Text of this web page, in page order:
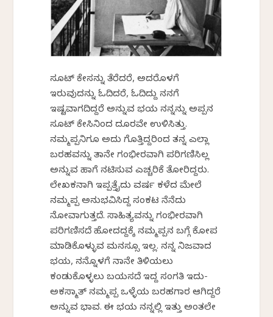
ಸೂಟ್ ಕೇಸನ್ನು ತೆರೆದರೆ, ಅದರೊಳಗೆ
ಇರುವುದನ್ನು ಓದಿದರೆ, ಓದಿದ್ದು ನನಗೆ
ಇಷ್ಟವಾಗದಿದ್ದರೆ ಅನ್ನುವ ಭಯ ನನ್ನನ್ನು ಅಪ್ಪನ
ಸೂಟ್ ಕೇಸಿನಿಂದ ದೂರವೇ ಉಳಿಸಿತ್ತು.
ನಮ್ಮಪ್ಪನಿಗೂ ಅದು ಗೊತ್ತಿದ್ದರಿಂದ ತನ್ನ ಎಲ್ಲಾ
ಬರಹವನ್ನು ತಾನೇ ಗಂಭೀರವಾಗಿ ಪರಿಗಣಿಸಿಲ್ಲ
ಅನ್ನುವ ಹಾಗೆ ನಟಿಸುವ ಎಚ್ಚರಿಕೆ ತೋರಿದ್ದರು.
ಲೇಖಕನಾಗಿ ಇಪ್ಪತ್ತೈದು ವರ್ಷ ಕಳೆದ ಮೇಲೆ
ನಮ್ಮಪ್ಪ ಅನುಭವಿಸಿದ್ದ ಸಂಕಟ ನೆನೆದು
ನೋವಾಗುತ್ತದೆ. ಸಾಹಿತ್ಯವನ್ನು ಗಂಭೀರವಾಗಿ
ಪರಿಗಣಿಸದೆ ಹೋದದ್ದಕ್ಕೆ ನಮ್ಮಪ್ಪನ ಬಗ್ಗೆ ಕೋಪ
ಮಾಡಿಕೊಳ್ಳುವ ಮನಸ್ಸೂ ಇಲ್ಲ. ನನ್ನ ನಿಜವಾದ
ಭಯ, ನನ್ನೊಳಗೆ ನಾನೇ ತಿಳಿಯಲು
ಕಂಡುಕೊಳ್ಳಲು ಬಯಸದೆ ಇದ್ದ ಸಂಗತಿ ಇದು-
ಅಕಸ್ಮಾತ್ ನಮ್ಮಪ್ಪ ಒಳ್ಳೆಯ ಬರಹಗಾರ ಆಗಿದ್ದರೆ
ಅನ್ನುವ ಭಾವ. ಈ ಭಯ ನನ್ನಲ್ಲಿ ಇತ್ತು ಅಂತಲೇ